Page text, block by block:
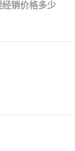
销价格多少